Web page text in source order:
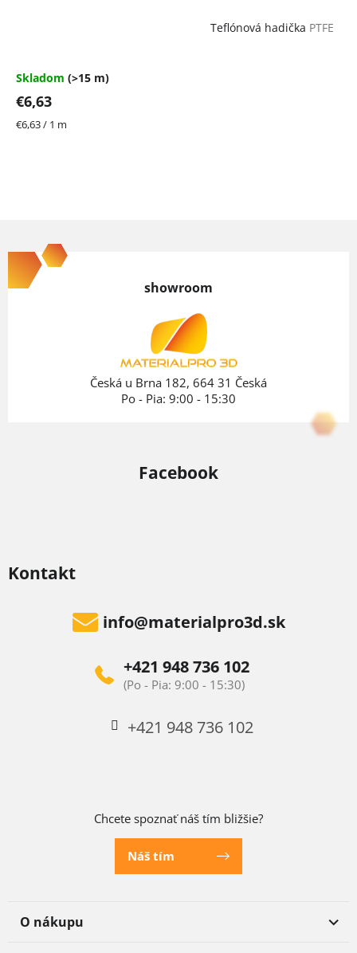
Teflónová hadička PTFE
Skladom (>15 m)
€6,63
Jednotková
€6,63 / 1 m
á
p
Kontakt
info@materialpro3d.sk
+421 948 736 102
+421 948 736 102
Chcete spoznať náš tím bližšie?
Náš tím
O nákupu
showroom
Česká u Brna 182, 664 31 Česká
Po - Pia: 9:00 - 15:30
Facebook